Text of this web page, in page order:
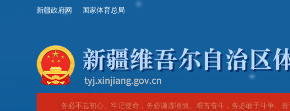
新疆政府网 国家体育总局
务必不忘初心、牢记使命，务必谦虚谨慎、艰苦奋斗，务必敢于斗争、